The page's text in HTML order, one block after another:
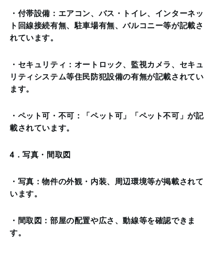
・付帯設備：エアコン、バス・トイレ、インターネッ
ト回線接続有無、駐車場有無、バルコニー等が記載さ
れています。
・セキュリティ：オートロック、監視カメラ、セキュ
リティシステム等住民防犯設備の有無が記載されてい
ます。
・ペット可・不可：「ペット可」「ペット不可」が記
載されています。
4．写真・間取図
・写真：物件の外観・内装、周辺環境等が掲載されて
います。
・間取図：部屋の配置や広さ、動線等を確認できま
す。